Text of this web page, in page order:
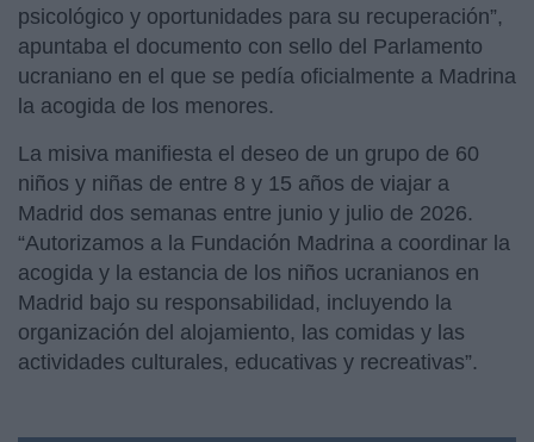
psicológico y oportunidades para su recuperación”,
apuntaba el documento con sello del Parlamento
ucraniano en el que se pedía oficialmente a Madrina
la acogida de los menores.
La misiva manifiesta el deseo de un grupo de 60
niños y niñas de entre 8 y 15 años de viajar a
Madrid dos semanas entre junio y julio de 2026.
“Autorizamos a la Fundación Madrina a coordinar la
acogida y la estancia de los niños ucranianos en
Madrid bajo su responsabilidad, incluyendo la
organización del alojamiento, las comidas y las
actividades culturales, educativas y recreativas”.